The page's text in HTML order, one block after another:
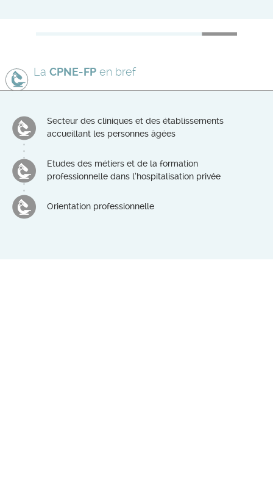
La CPNE-FP en bref
Secteur des cliniques et des établissements
accueillant les personnes âgées
Etudes des métiers et de la formation
professionnelle dans l’hospitalisation privée
Orientation professionnelle